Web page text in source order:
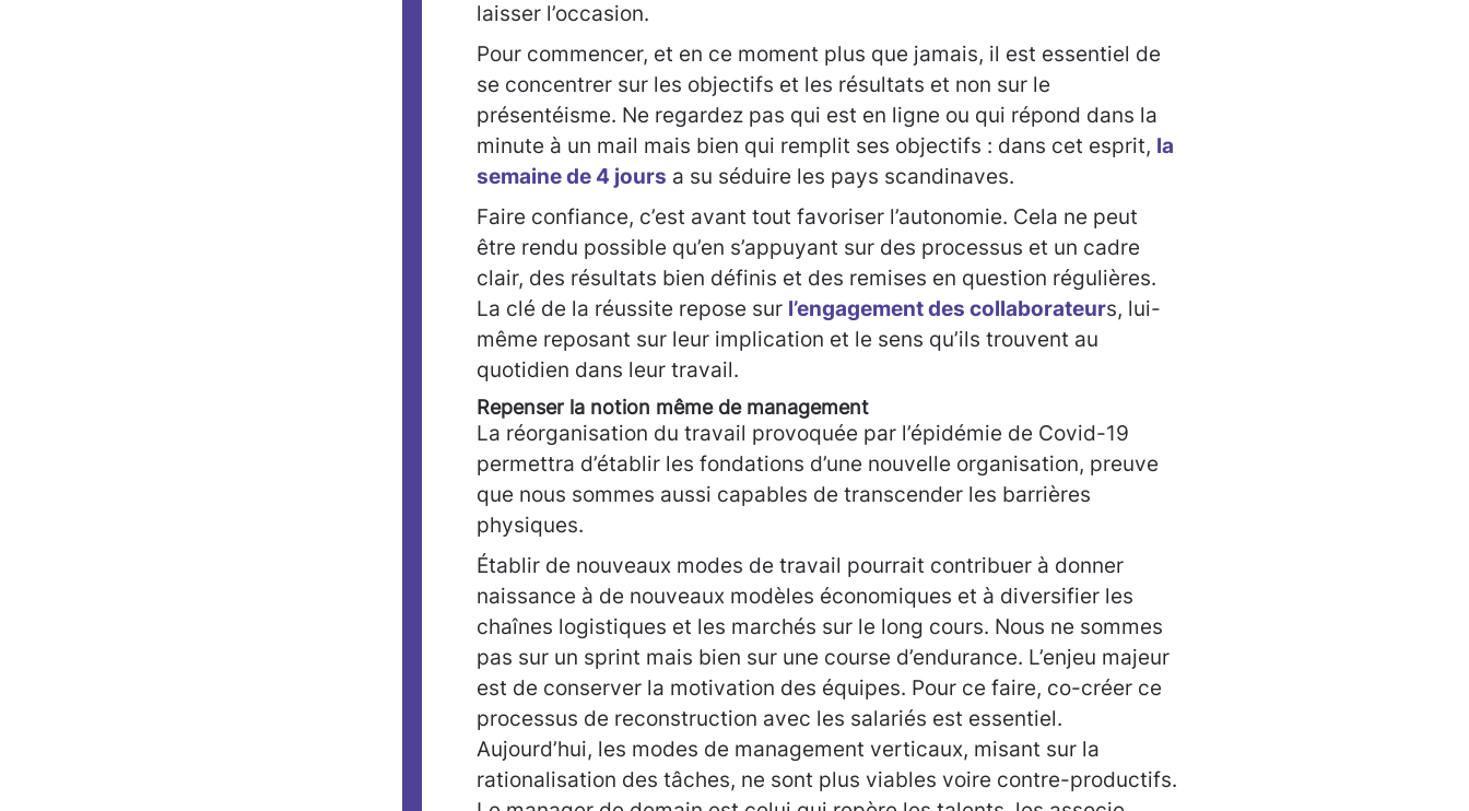
laisser l’occasion.
Pour commencer, et en ce moment plus que jamais, il est essentiel de
se concentrer sur les objectifs et les résultats et non sur le
présentéisme. Ne regardez pas qui est en ligne ou qui répond dans la
minute à un mail mais bien qui remplit ses objectifs : dans cet esprit, la
semaine de 4 jours a su séduire les pays scandinaves.
Faire confiance, c’est avant tout favoriser l’autonomie. Cela ne peut
être rendu possible qu’en s’appuyant sur des processus et un cadre
clair, des résultats bien définis et des remises en question régulières.
La clé de la réussite repose sur l’engagement des collaborateurs, lui-
même reposant sur leur implication et le sens qu’ils trouvent au
quotidien dans leur travail.
Repenser la notion même de management
La réorganisation du travail provoquée par l’épidémie de Covid-19
permettra d’établir les fondations d’une nouvelle organisation, preuve
que nous sommes aussi capables de transcender les barrières
physiques.
Établir de nouveaux modes de travail pourrait contribuer à donner
naissance à de nouveaux modèles économiques et à diversifier les
chaînes logistiques et les marchés sur le long cours. Nous ne sommes
pas sur un sprint mais bien sur une course d’endurance. L’enjeu majeur
est de conserver la motivation des équipes. Pour ce faire, co-créer ce
processus de reconstruction avec les salariés est essentiel.
Aujourd’hui, les modes de management verticaux, misant sur la
rationalisation des tâches, ne sont plus viables voire contre-productifs.